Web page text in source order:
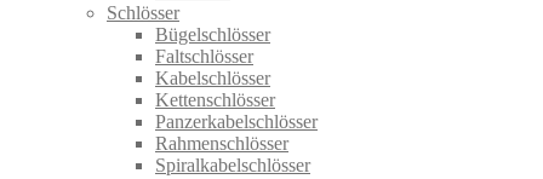
Schlösser
Bügelschlösser
Faltschlösser
Kabelschlösser
Kettenschlösser
Panzerkabelschlösser
Rahmenschlösser
Spiralkabelschlösser